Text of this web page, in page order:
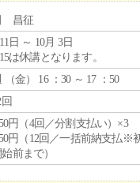
昌征
日 ～ 10月 3日
は休講となります。
（金） 16 ：30 ～ 17 ：50
円（4回／分割支払い）×3
円（12回／一括前納支払※
前まで）